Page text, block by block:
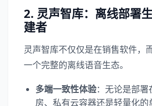
2. 灵声智库：离线部署
建者
灵声智库不仅仅是在销售软件，
一个完整的离线语音生态。
多端一致性体验：无论是部署
房、私有云容器还是轻量化的